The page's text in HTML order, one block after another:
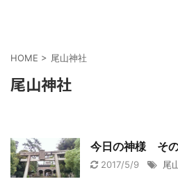
HOME > 尾山神社
尾山神社
今日の神様 そ
2017/5/9 尾